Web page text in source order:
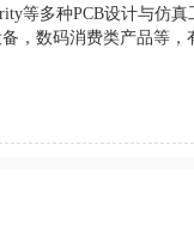
等多种PCB设计与仿
，数码消费类产品等，